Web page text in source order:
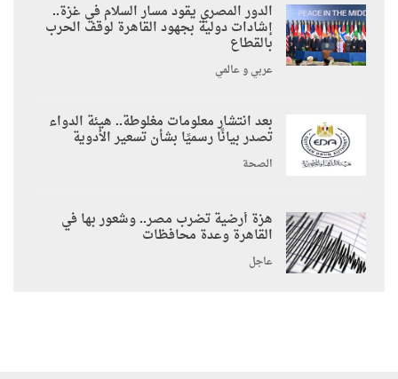
الدور المصري يقود مسار السلام في غزة..
إشادات دولية بجهود القاهرة لوقف الحرب
بالقطاع
عربي و عالمي
بعد انتشار معلومات مغلوطة.. هيئة الدواء
تصدر بيانًا رسميًا بشأن تسعير الأدوية
الصحة
هزة أرضية تضرب مصر.. وشعور بها في
القاهرة وعدة محافظات
عاجل